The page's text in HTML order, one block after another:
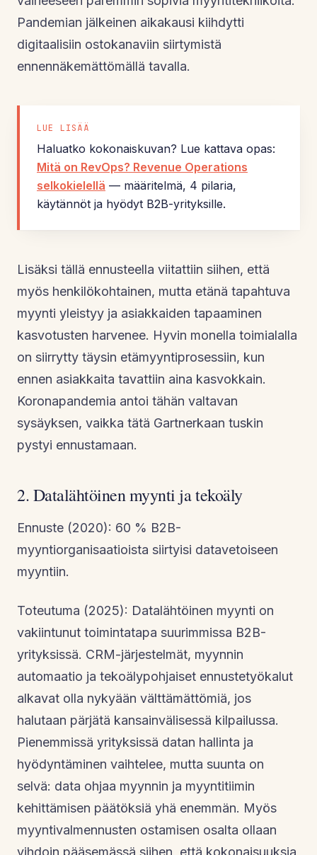
Pandemian jälkeinen aikakausi kiihdytti
digitaalisiin ostokanaviin siirtymistä
ennennäkemättömällä tavalla.
LUE LISÄÄ
Haluatko kokonaiskuvan? Lue kattava opas:
Mitä on RevOps? Revenue Operations
selkokielellä — määritelmä, 4 pilaria,
käytännöt ja hyödyt B2B-yrityksille.
Lisäksi tällä ennusteella viitattiin siihen, että
myös henkilökohtainen, mutta etänä tapahtuva
myynti yleistyy ja asiakkaiden tapaaminen
kasvotusten harvenee. Hyvin monella toimialalla
on siirrytty täysin etämyyntiprosessiin, kun
ennen asiakkaita tavattiin aina kasvokkain.
Koronapandemia antoi tähän valtavan
sysäyksen, vaikka tätä Gartnerkaan tuskin
pystyi ennustamaan.
2. Datalähtöinen myynti ja tekoäly
Ennuste (2020): 60 % B2B-
myyntiorganisaatioista siirtyisi datavetoiseen
myyntiin.
Toteutuma (2025): Datalähtöinen myynti on
vakiintunut toimintatapa suurimmissa B2B-
yrityksissä. CRM-järjestelmät, myynnin
automaatio ja tekoälypohjaiset ennustetyökalut
alkavat olla nykyään välttämättömiä, jos
halutaan pärjätä kansainvälisessä kilpailussa.
Pienemmissä yrityksissä datan hallinta ja
hyödyntäminen vaihtelee, mutta suunta on
selvä: data ohjaa myynnin ja myyntitiimin
kehittämisen päätöksiä yhä enemmän. Myös
myyntivalmennusten ostamisen osalta ollaan
vihdoin pääsemässä siihen, että kokonaisuuksia